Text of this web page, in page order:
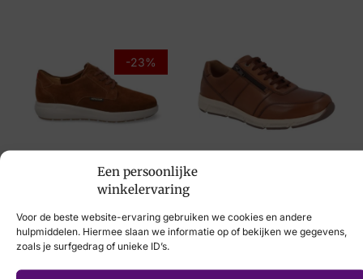
Een persoonlijke
winkelervaring
Voor de beste website-ervaring gebruiken we cookies en andere
hulpmiddelen. Hiermee slaan we informatie op of bekijken we gegevens,
zoals je surfgedrag of unieke ID’s.
Artikelnummer
Endrik Mulberry
-23%
149,95
Solidus